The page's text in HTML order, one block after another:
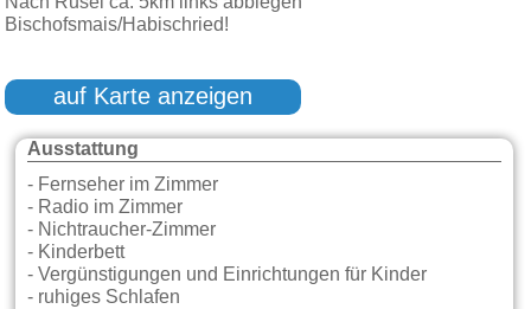
Bischofsmais/Habischried!
auf Karte anzeigen
Ausstattung
- Fernseher im Zimmer
- Radio im Zimmer
- Nichtraucher-Zimmer
- Kinderbett
- Vergünstigungen und Einrichtungen für Kinder
- ruhiges Schlafen